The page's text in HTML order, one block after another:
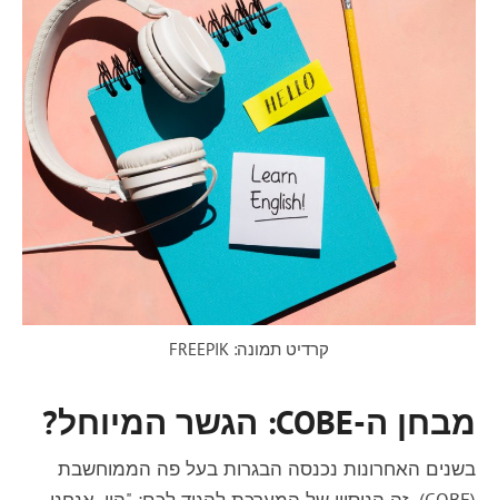
קרדיט תמונה: FREEPIK
מבחן ה-COBE: הגשר המיוחל?
בשנים האחרונות נכנסה הבגרות בעל פה הממוחשבת